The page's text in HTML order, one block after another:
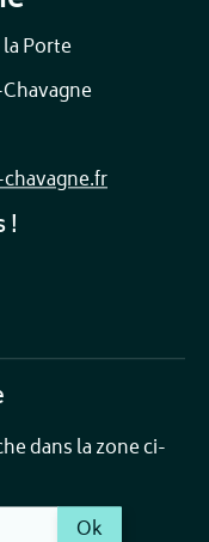
Porte
!
dans la zone ci-
Ok